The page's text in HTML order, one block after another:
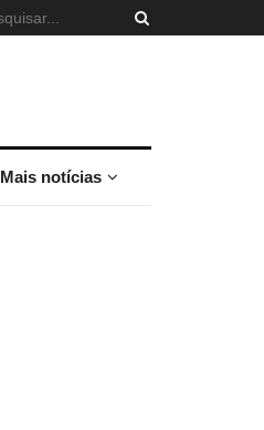
Mais notícias